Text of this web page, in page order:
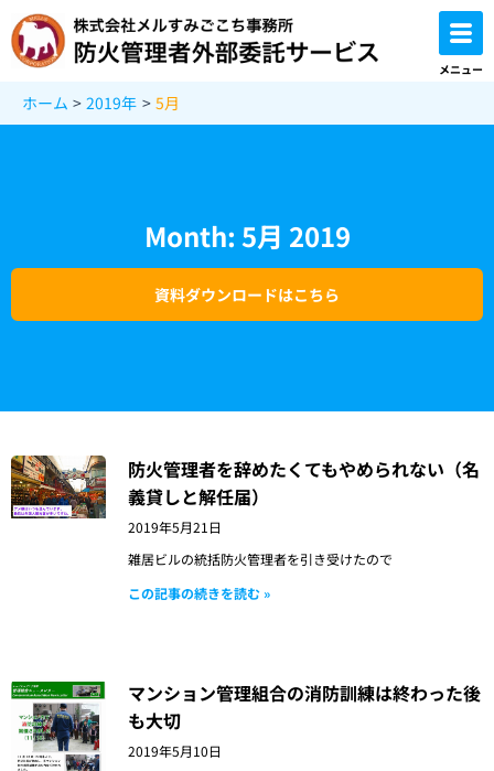
容
を
メニュー
ホーム 2019年 5月
Month: 5月 2019
資料ダウンロードはこちら
防火管理者を辞めたくてもやめられない（名
義貸しと解任届）
2019年5月21日
雑居ビルの統括防火管理者を引き受けたので
この記事の続きを読む »
マンション管理組合の消防訓練は終わった後
も大切
2019年5月10日